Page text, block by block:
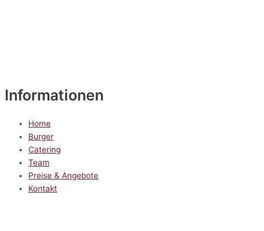
Informationen
Home
Burger
Catering
Team
Preise & Angebote
Kontakt